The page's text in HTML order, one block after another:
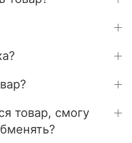
товар, смогу